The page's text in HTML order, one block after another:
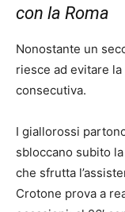
con la Roma
Nonostante un
riesce ad evitare
consecutiva.
I giallorossi
sbloccano subito la
che sfrutta
Crotone prova a